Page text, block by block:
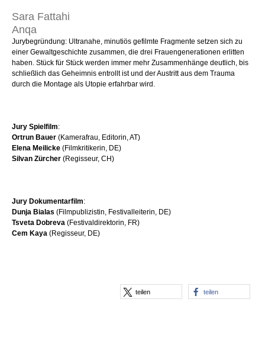
Sara Fattahi
Anqa
Jurybegründung: Ultranahe, minutiös gefilmte Fragmente setzen sich zu
einer Gewaltgeschichte zusammen, die drei Frauengenerationen erlitten
haben. Stück für Stück werden immer mehr Zusammenhänge deutlich, bis
schließlich das Geheimnis entrollt ist und der Austritt aus dem Trauma
durch die Montage als Utopie erfahrbar wird.
Jury Spielfilm:
Ortrun Bauer (Kamerafrau, Editorin, AT)
Elena Meilicke (Filmkritikerin, DE)
Silvan Zürcher (Regisseur, CH)
Jury Dokumentarfilm:
Dunja Bialas (Filmpublizistin, Festivalleiterin, DE)
Tsveta Dobreva (Festivaldirektorin, FR)
Cem Kaya (Regisseur, DE)
teilen teilen